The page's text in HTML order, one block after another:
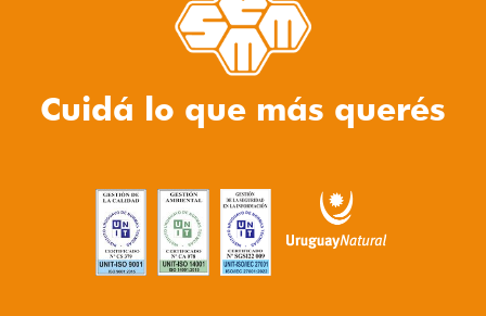
Cuidá lo que más querés